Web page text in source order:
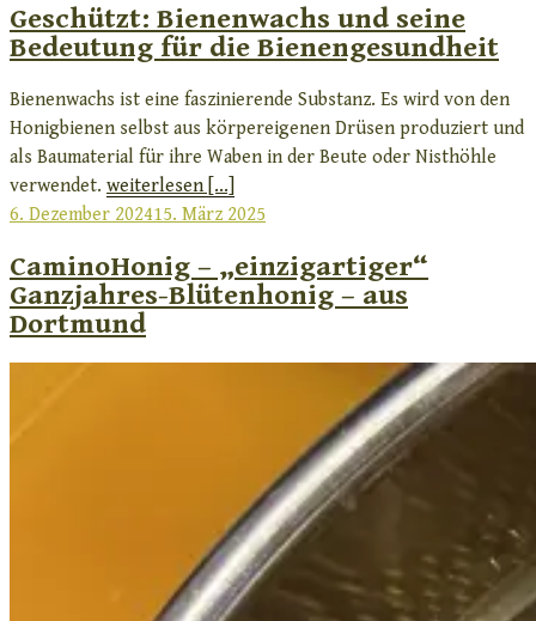
Geschützt: Bienenwachs und seine
Bedeutung für die Bienengesundheit
Bienenwachs ist eine faszinierende Substanz. Es wird von den
Honigbienen selbst aus körpereigenen Drüsen produziert und
als Baumaterial für ihre Waben in der Beute oder Nisthöhle
verwendet. weiterlesen [...]
Veröffentlicht
6. Dezember 202415. März 2025
CaminoHonig – „einzigartiger“
Ganzjahres-Blütenhonig – aus
Dortmund